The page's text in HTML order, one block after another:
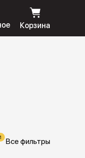
Корзина
1 Все фильтры